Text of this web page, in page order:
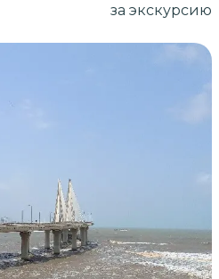
за экскурсию